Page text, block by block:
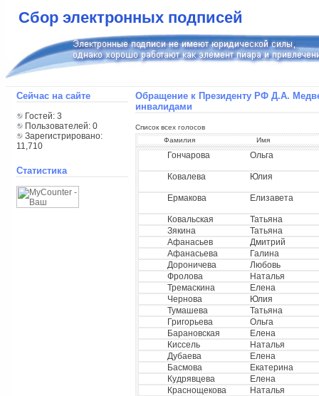
Сбор электронных подписей
Сейчас на сайте
Гостей: 3
Пользователей: 0
Зарегистрировано:
11,710
Статистика
Обращение к Президенту РФ Д.А.
инвалидами
Список всех голосов
Фамилия
Имя
Гончарова Ольга
Ковалева Юлия
Ермакова Елизавета
Ковальская
Татьяна
Зякина
Татьяна
Афанасьев
Дмитрий
Афанасьева
Галина
Дороничева
Любовь
Фролова
Наталья
Тремаскина
Елена
Чернова
Юлия
Тумашева
Татьяна
Григорьева
Ольга
Барановская
Елена
Киссель
Наталья
Дубаева
Елена
Басмова
Екатерина
Кудрявцева
Елена
Краснощекова
Наталья